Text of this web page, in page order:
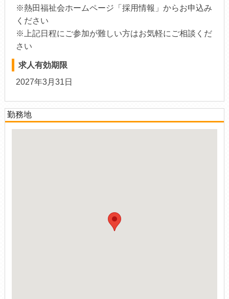
※熱田福祉会ホームページ「採用情報」からお申込み
ください
※上記日程にご参加が難しい方はお気軽にご相談くだ
さい
求人有効期限
2027年3月31日
勤務地